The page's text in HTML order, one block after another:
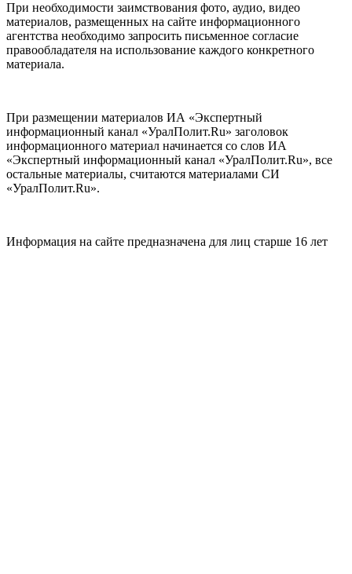
При необходимости заимствования фото, аудио, видео
материалов, размещенных на сайте информационного
агентства необходимо запросить письменное согласие
правообладателя на использование каждого конкретного
материала.
При размещении материалов ИА «Экспертный
информационный канал «УралПолит.Ru» заголовок
информационного материал начинается со слов ИА
«Экспертный информационный канал «УралПолит.Ru», все
остальные материалы, считаются материалами СИ
«УралПолит.Ru».
Информация на сайте предназначена для лиц старше 16 лет